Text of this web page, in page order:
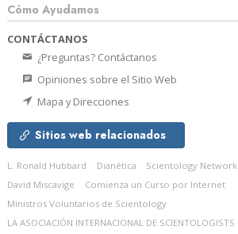
Cómo Ayudamos
CONTÁCTANOS
¿Preguntas? Contáctanos
Opiniones sobre el Sitio Web
Mapa y Direcciones
Sitios web relacionados
L. Ronald Hubbard Dianética Scientology Network
David Miscavige
Comienza un Curso por Internet
Ministros Voluntarios de Scientology
LA ASOCIACIÓN INTERNACIONAL DE SCIENTOLOGISTS